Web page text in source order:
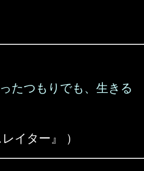
たつもりでも、生きる
イター』 ）